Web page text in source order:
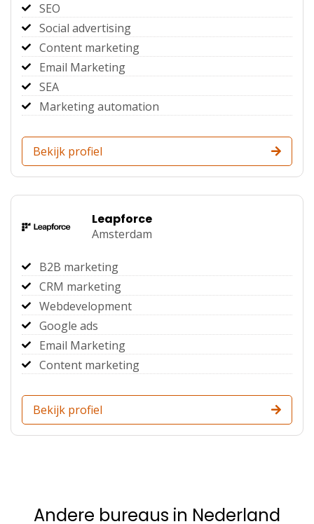
SEO
Social advertising
Content marketing
Email Marketing
SEA
Marketing automation
Bekijk profiel
Leapforce
Amsterdam
B2B marketing
CRM marketing
Webdevelopment
Google ads
Email Marketing
Content marketing
Bekijk profiel
Andere bureaus in Nederland